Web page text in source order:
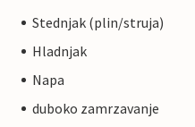
Stednjak (plin/struja)
Hladnjak
Napa
duboko zamrzavanje